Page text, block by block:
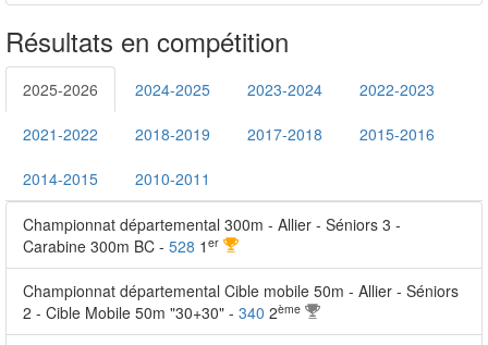
Résultats en compétition
2025-2026 2024-2025 2023-2024 2022-2023
2021-2022 2018-2019 2017-2018 2015-2016
2014-2015 2010-2011
Championnat départemental 300m - Allier - Séniors 3 -
Carabine 300m BC - 528 1 er
Championnat départemental Cible mobile 50m - Allier - Séniors
2 - Cible Mobile 50m "30+30" - 340 2ème